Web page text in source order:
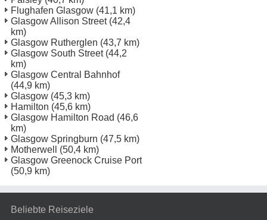
Flughafen Glasgow (41,1 km)
Glasgow Allison Street(42,4
km)
Glasgow Rutherglen (43,7 km)
Glasgow South Street(44,2
km)
Glasgow Central Bahnhof
(44,9 km)
Glasgow (45,3 km)
Hamilton (45,6 km)
Glasgow Hamilton Road (46,6
km)
Glasgow Springburn (47,5 km)
Motherwell
(50,4 km)
Glasgow Greenock Cruise Port
(50,9 km)
Beliebte Reiseziele